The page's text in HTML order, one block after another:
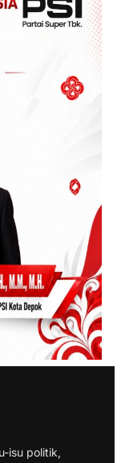
isu politik,